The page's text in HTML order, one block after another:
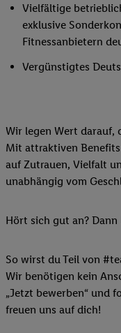
Vielfältige
exklusive
Fitnessanbietern
Vergünstigtes
Wir legen Wert darauf,
Mit attraktiven
auf Zutrauen, Vielfalt
unabhängig vom
Hört sich gut an?
So wirst du Teil von
Wir benötigen kein
„Jetzt bewerben“ und
freuen uns auf dich!